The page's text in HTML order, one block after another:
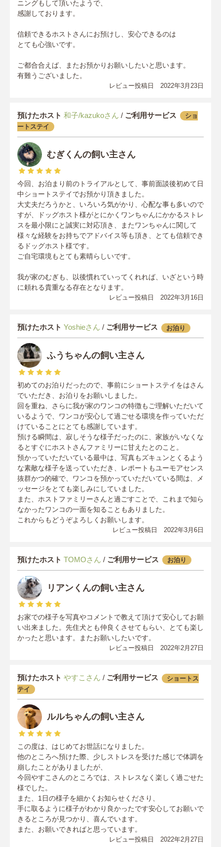
ニングもして頂いたようで、
感謝しております。
信頼できるホストさんにお預けし、安心できるのは
とても心強いです。
ご都合合えば、またお預かりお願いしたいと思います。
有難うございました。
レビュー投稿日 2022年3月23日
預けたホスト 和子/kazukoさん / ご利用サービス
ショ
ートステイ
むぎくんの飼い主さん
今回、お泊まり前のトライアルとして、事前面談後初めて日
中ショートステイでお預かり頂きました。
大丈夫だろうかと、いろいろ気がかり、心配な事も多いので
すが、ドッグホスト様がとにかくワンちゃんにかかるストレ
スを最小限にと誠実に対応頂き、またワンちゃんに関して
様々な経験をお持ちでアドバイス等も頂き、とても信頼でき
るドッグホスト様です。
ご自宅環境もとても素晴らしいです。
我が家のむぎも、以後慣れていってくれれば、いざという時
に頼れる貴重なる存在となります。
レビュー投稿日 2022年3月16日
預けたホスト Yoshieさん / ご利用サービス お泊り
ふうちゃんの飼い主さん
初めてのお泊りだったので、事前にショートステイをはさん
でいただき、お泊りをお願いしました。
回を重ね、さらに我が家のワンコの特徴もご理解いただいて
いるようで、ワンコが安心して過ごせる環境を作っていただ
けていることにとても感謝しています。
預ける瞬間は、寂しそうな様子だったのに、家族がいなくな
るとすぐにホストさんファミリーに甘えたとのこと。
預かっていただいている最中は、写真もズキュンとくるよう
な素敵な様子を送っていただき、レポートもユーモアセンス
抜群かつ的確で、ワンコを預かっていただいている間は、メ
ッセージをとても楽しみにしていました。
また、ホストファミリーさんと過ごすことで、これまで知ら
なかったワンコの一面を知ることもありました。
これからもどうぞよろしくお願いします。
レビュー投稿日 2022年3月6日
預けたホスト TOMOさん / ご利用サービス お泊り
リアンくんの飼い主さん
お家での様子を写真やコメントで教えて頂けて安心してお願
い出来ました。先住犬とも仲良くさせてもらい、とても楽し
かったと思います。またお願いしたいです。
レビュー投稿日 2022年2月27日
預けたホスト やすこさん / ご利用サービス
ショートス
テイ
ルルちゃんの飼い主さん
この度は、はじめてお世話になりました。
他のところへ預けた際、少しストレスを受けた感じで体調を
崩したことがありましたが、
今回やすこさんのところでは、ストレスなく楽しく過ごせた
様でした。
また、1日の様子を細かくお知らせくださり、
手に取るように様子がわかり良かったです安心してお願いで
きるところが見つかり、喜んでいます。
また、お願いできればと思っています。
レビュー投稿日 2022年2月27日